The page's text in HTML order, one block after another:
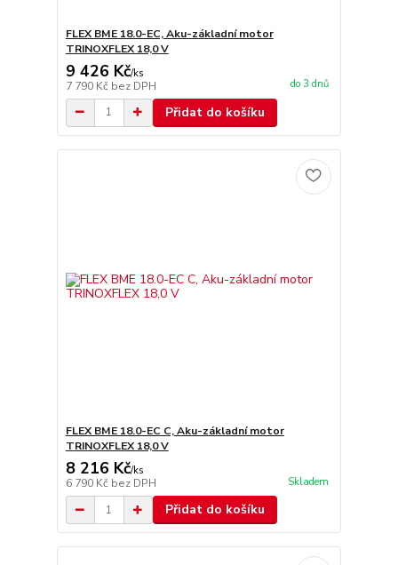
FLEX BME 18.0-EC, Aku-základní motor
TRINOXFLEX 18,0 V
9 426 Kč/ks
7 790 Kč bez DPH do 3 dnů
Přidat do košíku
FLEX BME 18.0-EC C, Aku-základní motor
TRINOXFLEX 18,0 V
8 216 Kč/ks
6 790 Kč bez DPH Skladem
Přidat do košíku